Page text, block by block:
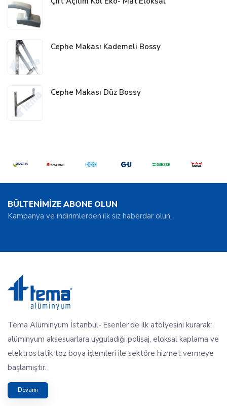
Cephe Makası Kademeli Bossy
Cephe Makası Düz Bossy
BÜLTENİMİZE ABONE OLUN
Kampanya ve indirimlerden ilk siz haberdar olun.
Tema Alüminyum İstanbul- Esenler’de ilk atölyesini kurarak;
alüminyum aksesuarlara uyguladığı polisaj, eloksal kaplama ve
elektrostatik toz boya işlemleri ile sektöre hizmet vermeye
başlamıştır.
Devamı